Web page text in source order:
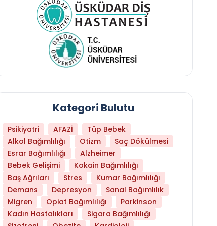
Daha Az Protein Tüketmek Yaşlanmayı
Kategori Bulutu
Psikiyatri AFAZİ
Tüp Bebek
Alkol Bağımlılığı
Otizm
Saç Dökülmesi
Esrar Bağımlılığı
Alzheimer
Bebek Gelişimi
Kokain Bağımlılığı
Baş Ağrıları
Stres
Kumar Bağımlılığı
Demans
Depresyon
Sanal Bağımlılık
Migren
Opiat Bağımlılığı
Parkinson
Kadın Hastalıkları
Sigara Bağımlılığı